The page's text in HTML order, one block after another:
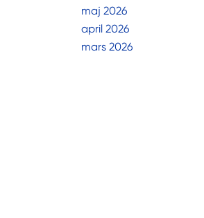
maj 2026
april 2026
mars 2026